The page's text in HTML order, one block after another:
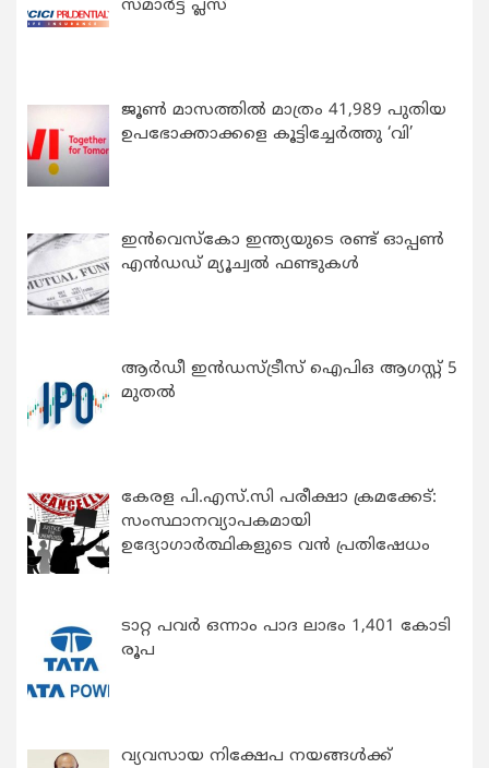
സ്മാർട്ട് പ്ലസ്
ജൂൺ മാസത്തിൽ മാത്രം 41,989 പുതിയ
ഉപഭോക്താക്കളെ കൂട്ടിച്ചേർത്തു ‘വി’
ഇന്‍വെസ്കോ ഇന്ത്യയുടെ രണ്ട് ഓപ്പണ്‍
എന്‍ഡഡ് മ്യൂച്വല്‍ ഫണ്ടുകള്‍
ആർഡീ ഇൻഡസ്ട്രീസ് ഐപിഒ ആഗസ്റ്റ് 5
മുതൽ
കേരള പി.എസ്.സി പരീക്ഷാ ക്രമക്കേട്:
സംസ്ഥാനവ്യാപകമായി
ഉദ്യോഗാര്‍ത്ഥികളുടെ വന്‍ പ്രതിഷേധം
ടാറ്റ പവർ ഒന്നാം പാദ ലാഭം 1,401 കോടി
രൂപ
വ്യവസായ നിക്ഷേപ നയങ്ങള്‍ക്ക്